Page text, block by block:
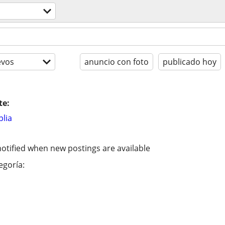
anuncio con foto publicado hoy
when new postings are available